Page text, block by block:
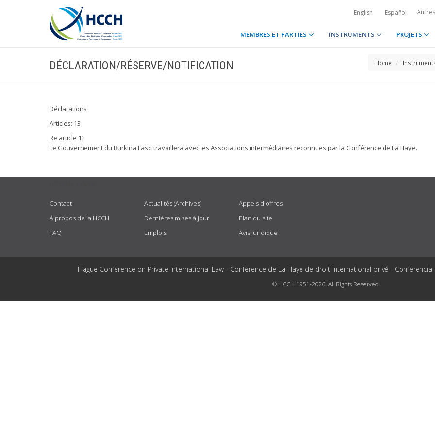
English Español
MEMBRES ET PARTIES INSTRUMENTS PROJETS
DÉCLARATION/RÉSERVE/NOTIFICATION Home
Déclarations
Articles: 13
Re article 13
Le Gouvernement du Burkina Faso travaillera avec les Associations intermédiaires reconnues par la Conférence de La Haye.
Contact
À propos de la HCCH
FAQ
Actualités (Archives)
Dernières mises à jour
Emplois
Appels d'offres
Plan du site
Avis juridique
Hague Conference on Private International Law - Conférence de La Haye de droit international privé -
© HCCH 1951-2026. All Rights Reserved.